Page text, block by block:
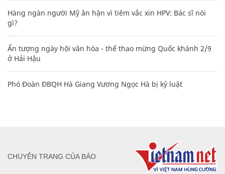
Hàng ngàn người Mỹ ân hận vì tiêm vắc xin HPV: Bác sĩ nói
gì?
Ấn tượng ngày hội văn hóa - thể thao mừng Quốc khánh 2/9
ở Hải Hậu
Phó Đoàn ĐBQH Hà Giang Vương Ngọc Hà bị kỷ luật
CHUYÊN TRANG CỦA BÁO